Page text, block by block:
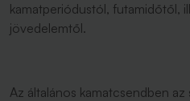
kamatperiódustól, futamidőtől,
jövedelemtől.
Az általános kamatcsendben